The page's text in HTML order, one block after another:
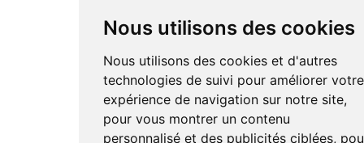
Nous utilisons des cookies
Nous utilisons des cookies et d'autres
technologies de suivi pour améliorer votre
expérience de navigation sur notre site,
pour vous montrer un contenu
personnalisé et des publicités ciblées,